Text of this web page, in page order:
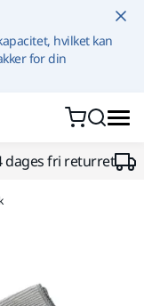
hvilket kan
for din
dages fri returret